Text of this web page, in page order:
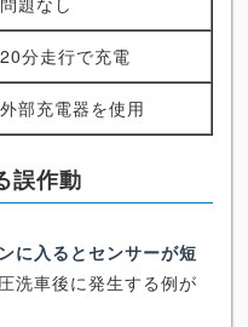
20分走行で充電
外部充電器を使用
誤作動
に入るとセンサーが短
洗車後に発生する例が